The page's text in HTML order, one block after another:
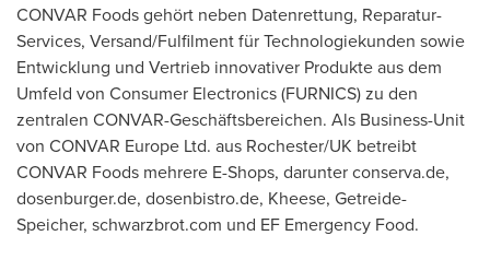
CONVAR Foods gehört neben Datenrettung, Reparatur-
Services, Versand/Fulfilment für Technologiekunden sowie
Entwicklung und Vertrieb innovativer Produkte aus dem
Umfeld von Consumer Electronics (FURNICS) zu den
zentralen CONVAR-Geschäftsbereichen. Als Business-Unit
von CONVAR Europe Ltd. aus Rochester/UK betreibt
CONVAR Foods mehrere E-Shops, darunter conserva.de,
dosenburger.de, dosenbistro.de, Kheese, Getreide-
Speicher, schwarzbrot.com und EF Emergency Food.